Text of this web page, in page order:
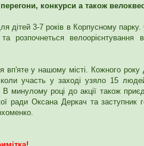
конкурси а також
дітей 3-7 років в Корпусному
розпочнеться велоорієнтування
у нашому місті. Кожного року
участь у заході узяло 15
минулому році до акції також
ради Оксана Деркач та заступник